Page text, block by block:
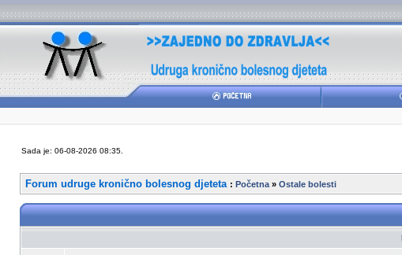
Sada je: 06-08-2026 08:35.
Forum udruge kronično bolesnog djeteta : Početna » Ostale bolesti